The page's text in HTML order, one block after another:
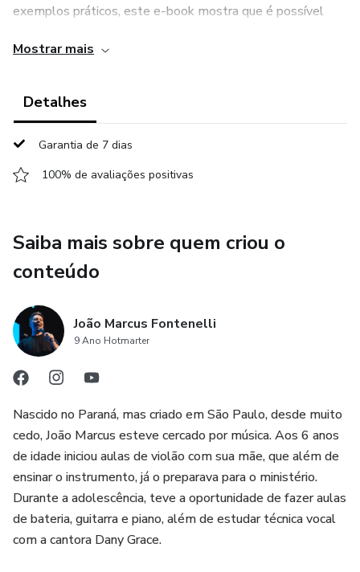
exemplos práticos, este e-book mostra que é possível
escolhe confiar, obedecer e manter a fé.
Temas como ansiedade, propósito, fidelidade e o poder da
autoridade bíblica. É uma mensagem que confronta,
direção ou simplesmente um renovo espiritual.
relacionamentos à vontade d’Ele e desenvolver uma fé
que não se abala com as circunstâncias, este e-book foi
feito para você. Prepare-se para enxergar com os olhos da
firme nas promessas que Ele já fez ao seu coração.
Mostrar mais
Detalhes
Garantia de 7 dias
100% de avaliações positivas
Saiba mais sobre quem criou o
conteúdo
João Marcus Fontenelli
9 Ano Hotmarter
Nascido no Paraná, mas criado em São Paulo, desde muito
cedo, João Marcus esteve cercado por música. Aos 6 anos
de idade iniciou aulas de violão com sua mãe, que além de
ensinar o instrumento, já o preparava para o ministério.
Durante a adolescência, teve a oportunidade de fazer aulas
de bateria, guitarra e piano, além de estudar técnica vocal
com a cantora Dany Grace.